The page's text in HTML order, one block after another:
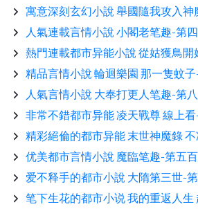
寓意深刻玄幻小說 舉國隨我攻入神魔世界 線上看-第三百
人氣連載言情小說 小閣老笔趣-第
熱門連載都市异能小說 從姑獲鳥開始
精品言情小說 輪迴樂園 那一隻蚊子-第
人氣言情小說 大奉打更人笔趣-第
非常不錯都市异能 凌天戰尊 線上看-
精彩絕倫的都市异能 末世神魔錄 不冷的天堂-
优美都市言情小說 魔臨笔趣-第五百八
爱不释手的都市小說 大隋第三世-第897章：
笔下生花的都市小说 我的重返人生 起點-第752章 人生二十，